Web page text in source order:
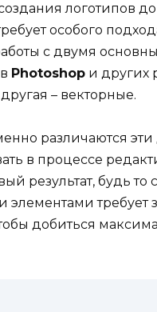
логотипов
особого
с двумя
Photoshop и других
– векторные.
различаются
в процессе
результат, будь
элементами требует
добиться